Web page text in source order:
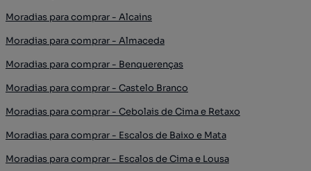
Moradias para comprar - Alcains
Moradias para comprar - Almaceda
Moradias para comprar - Benquerenças
Moradias para comprar - Castelo Branco
Moradias para comprar - Cebolais de Cima e Retaxo
Moradias para comprar - Escalos de Baixo e Mata
Moradias para comprar - Escalos de Cima e Lousa